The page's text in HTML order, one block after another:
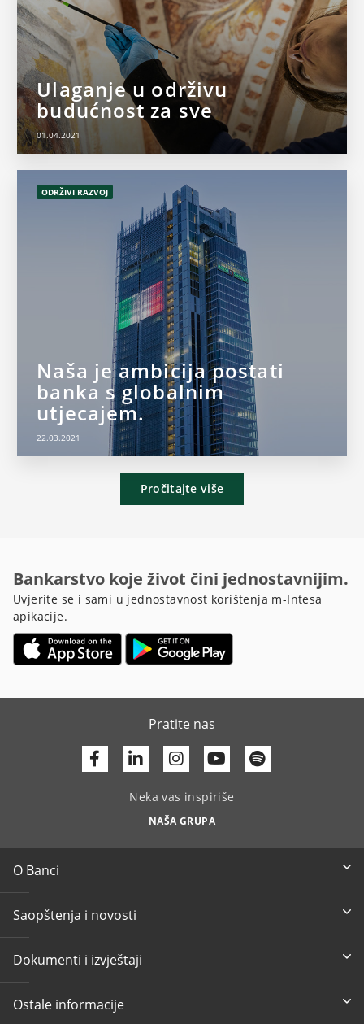
Ulaganje u održivu
budućnost za sve
01.04.2021
ODRŽIVI RAZVOJ
Naša je ambicija postati
banka s globalnim
utjecajem.
22.03.2021
Pročitajte više
Bankarstvo koje život čini jednostavnijim.
Uvjerite se i sami u jednostavnost korištenja m-Intesa
apikacije.
Pratite nas
Facebook
Linkedin Youtube
Neka vas inspiriše
NAŠA GRUPA
O Banci
Saopštenja i novosti
Dokumenti i izvještaji
Ostale informacije